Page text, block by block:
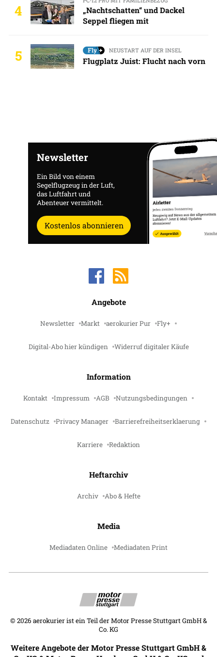
4
„Nachtschatten“ und Dackel
Seppel fliegen mit
5 NEUSTART AUF DER INSEL
Flugplatz Juist: Flucht nach vorn
Newsletter
Ein Bild von einem
Segelflugzeug in der Luft,
das Luftfahrt und
Abenteuer vermittelt.
Kostenlos abonnieren
Angebote
Newsletter Markt aerokurier Pur Fly+
Digital-Abo hier kündigen Widerruf digitaler Käufe
Information
Kontakt Impressum AGB Nutzungsbedingungen
Datenschutz Privacy Manager Barrierefreiheitserklaerung
Karriere Redaktion
Heftarchiv
Archiv Abo & Hefte
Media
Mediadaten Online Mediadaten Print
© 2026 aerokurier ist ein Teil der Motor Presse Stuttgart GmbH &
Co. KG
Weitere Angebote der Motor Presse Stuttgart GmbH &